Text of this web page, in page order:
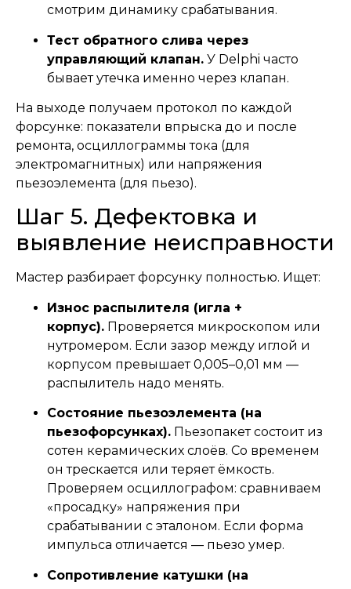
смотрим динамику срабатывания.
Тест обратного слива через
управляющий клапан. У Delphi часто
бывает утечка именно через клапан.
На выходе получаем протокол по каждой
форсунке: показатели впрыска до и после
ремонта, осциллограммы тока (для
электромагнитных) или напряжения
пьезоэлемента (для пьезо).
Шаг 5. Дефектовка и
выявление неисправности
Мастер разбирает форсунку полностью. Ищет:
Износ распылителя (игла +
корпус). Проверяется микроскопом или
нутромером. Если зазор между иглой и
корпусом превышает 0,005–0,01 мм —
распылитель надо менять.
Состояние пьезоэлемента (на
пьезофорсунках). Пьезопакет состоит из
сотен керамических слоёв. Со временем
он трескается или теряет ёмкость.
Проверяем осциллографом: сравниваем
«просадку» напряжения при
срабатывании с эталоном. Если форма
импульса отличается — пьезо умер.
Сопротивление катушки (на